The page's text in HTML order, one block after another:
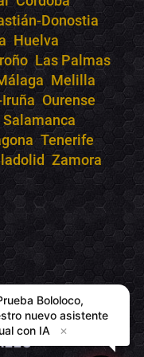
Donostia
Huelva
Las Palmas
Melilla
Ourense
Salamanca
Tenerife
Zamora
Bololoco,
nuevo asistente
con IA
✕